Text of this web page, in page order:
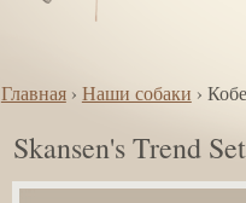
Главная› Наши собаки ›
Skansen's Trend